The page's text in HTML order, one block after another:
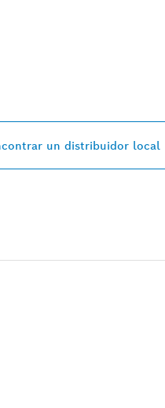
un distribuidor local